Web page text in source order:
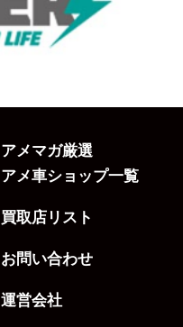
アメマガ厳選
アメ車ショップ一覧
買取店リスト
お問い合わせ
運営会社